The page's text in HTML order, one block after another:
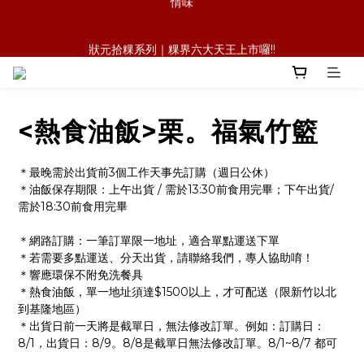
狀元冷凍櫃｜萊爾富暢銷 × 官網冷凍規格:一顆，會記住的麻油雞
森日之禮｜職場賀禮的質感新選擇，傳承好味道，也送出祝福與人
<熱食油飯>栗。福氣竹籃
＊最晚需於出貨前3個工作天事先訂購（週日公休）
＊油飯保存期限：上午出貨 / 需於13:30前食用完畢；下午出貨/
需於18:30前食用完畢
＊網路訂購：一筆訂單限一地址，適合單點運送下單
＊若需要多點運送、分天出貨，請聯絡我們，專人協助唷！
＊響應環保不附免洗餐具
＊熱食油飯，單一地址須達$1500以上，才可配送（限新竹以北
到基隆地區）
＊出貨日前一天將是截單日，無法修改訂單。例如：訂購日：
8/1，出貨日：8/9。8/8是截單日無法修改訂單。8/1~8/7 都可